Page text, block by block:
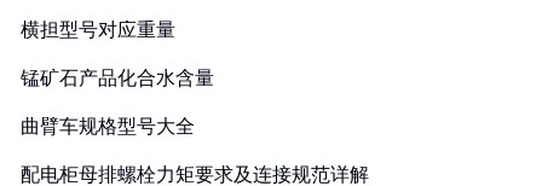
横担型号对应重量
锰矿石产品化合水含量
曲臂车规格型号大全
配电柜母排螺栓力矩要求及连接规范详解